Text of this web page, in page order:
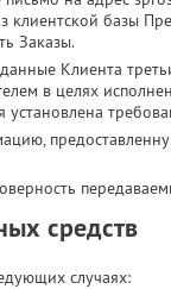
клиентской базы
Заказы.
Клиента
в целях
установлена
средств
случаях: